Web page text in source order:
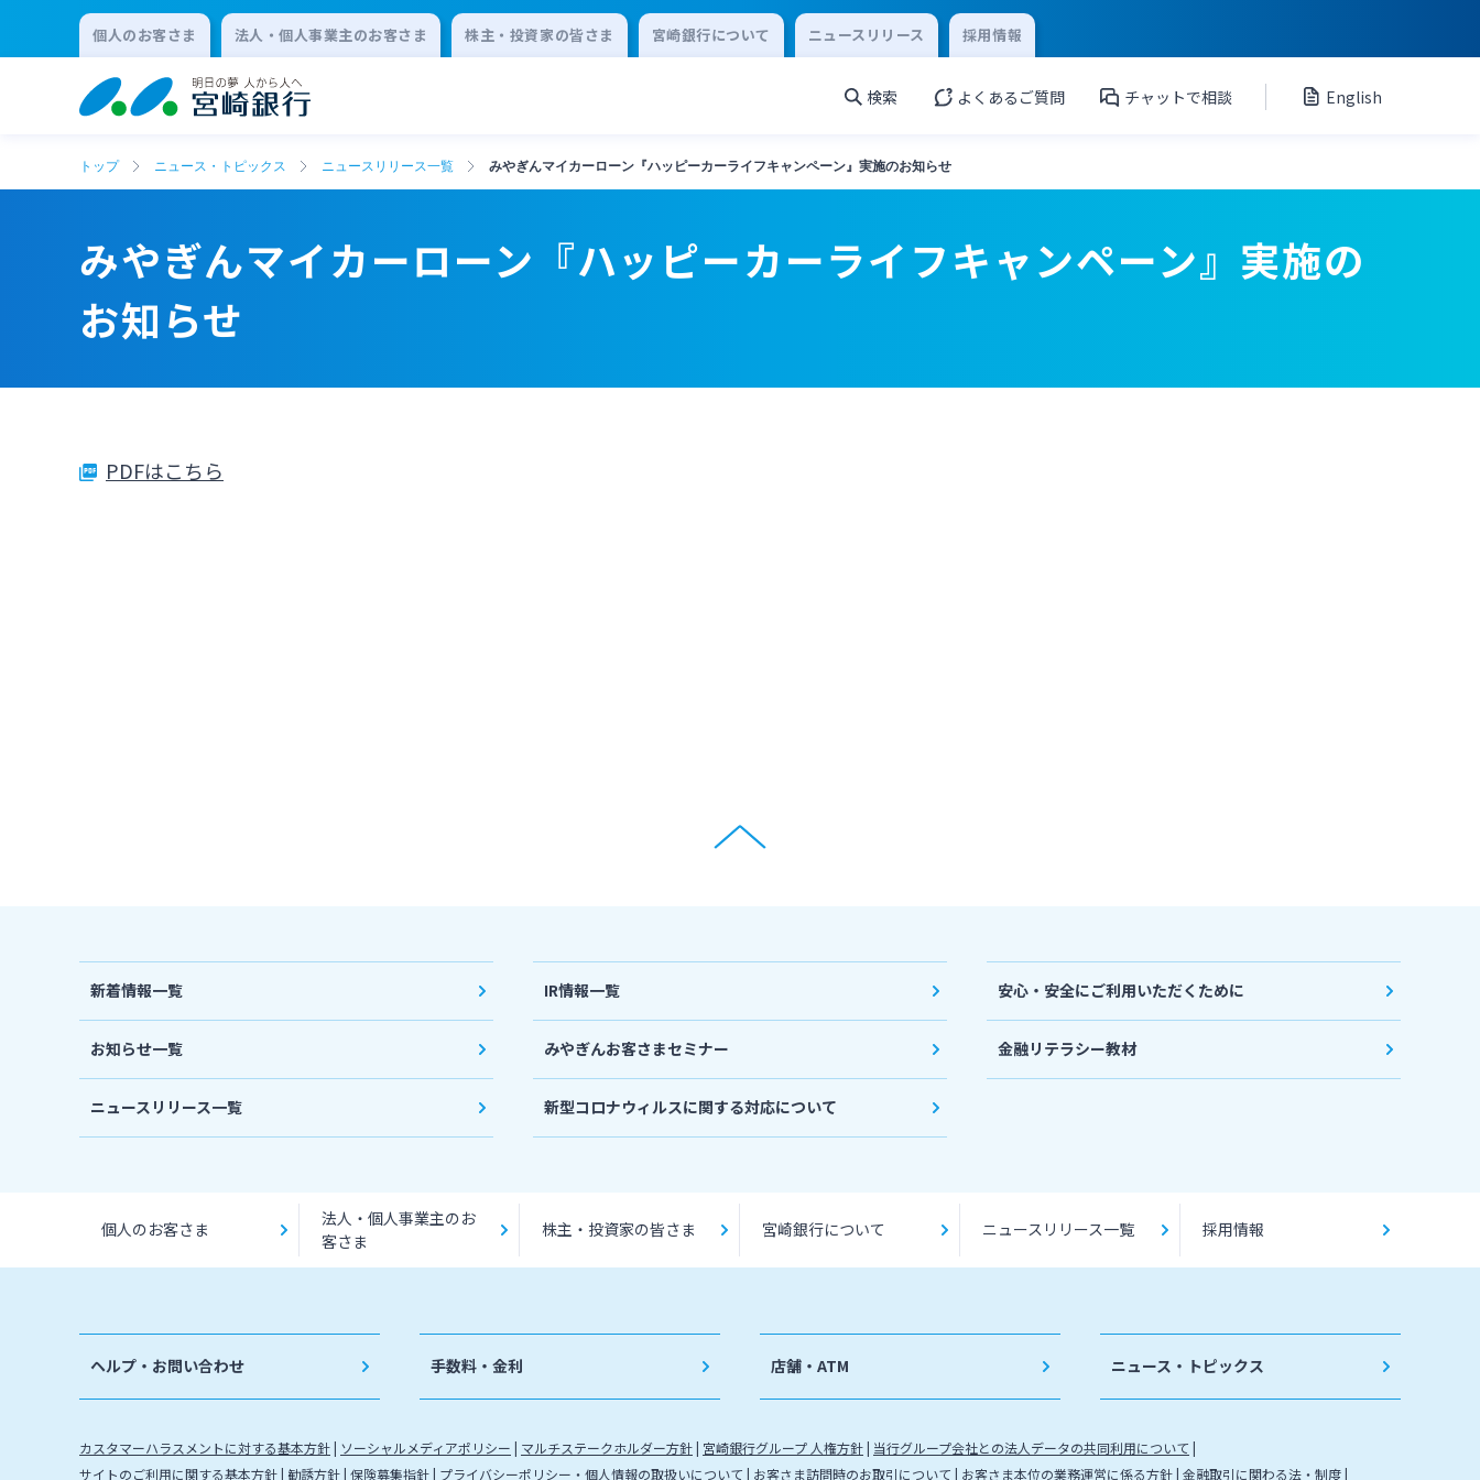
個人のお客さま 法人・個人事業主のお客さま 株主・投資家の皆さま 宮崎銀行について ニュースリリース 採用情報
検索 よくあるご質問 チャットで相談 English
トップ ニュース・トピックス ニュースリリース一覧 みやぎんマイカーローン『ハッピーカーライフキャンペーン』実施のお知らせ
みやぎんマイカーローン『ハッピーカーライフキャンペーン』実施の
お知らせ
PDFはこちら
新着情報一覧
お知らせ一覧
ニュースリリース一覧
IR情報一覧
みやぎんお客さまセミナー
新型コロナウィルスに関する対応について
安心・安全にご利用いただくために
金融リテラシー教材
個人のお客さま
法人・個人事業主のお
客さま
株主・投資家の皆さま 宮崎銀行について ニュースリリース一覧 採用情報
ヘルプ・お問い合わせ 手数料・金利 店舗・ATM ニュース・トピックス
カスタマーハラスメントに対する基本方針 ソーシャルメディアポリシー マルチステークホルダー方針 宮崎銀行グループ 人権方針 当行グループ会社との法人データの共同利用について
サイトのご利用に関する基本方針 勧誘方針 保険募集指針 プライバシーポリシー・個人情報の取扱いについて お客さま訪問時のお取引について お客さま本位の業務運営に係る方針 金融取引に関わる法・制度